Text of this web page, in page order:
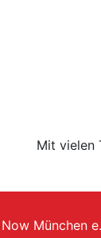
Mit vielen
München